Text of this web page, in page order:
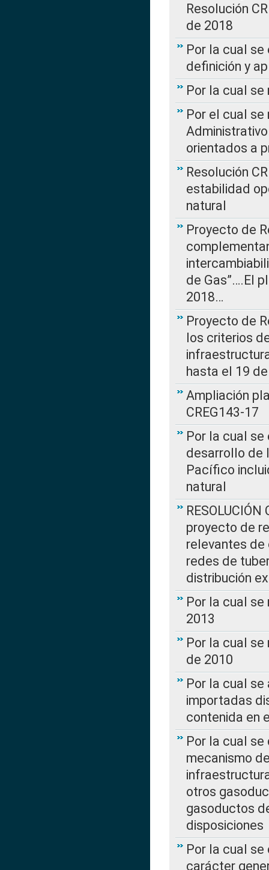
Resolución
de 2018
Por la cual
definición y
Por la cual
Por el cual
orientados a
Resolución
estabilidad
natural
Proyecto de
de Gas”….El
2018…
Proyecto de
los criterios
hasta el 19
Ampliación
CREG143-17
Por la cual
desarrollo de
Pacífico
natural
proyecto de
relevantes de
redes de
distribución
Por la cual se
2013
Por la cual se
de 2010
Por la cual
importadas
contenida en
Por la cual se
mecanismo
otros
gasoductos
disposiciones
Por la cual
carácter